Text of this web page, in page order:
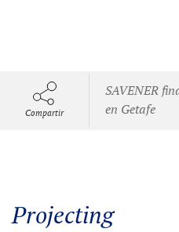
Compartir
SAVENER
en Getafe
Projecting